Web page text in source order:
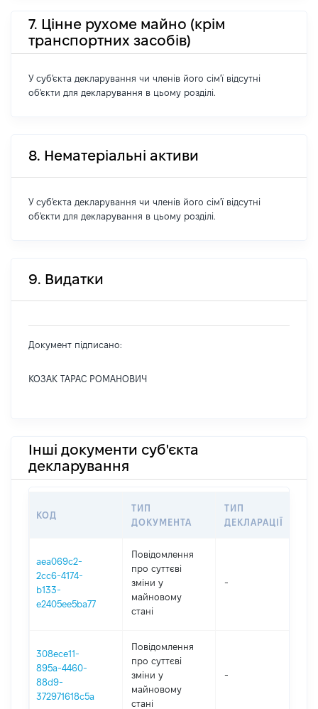
7. Цінне рухоме майно (крім
транспортних засобів)
У суб'єкта декларування чи членів його сім'ї відсутні
об'єкти для декларування в цьому розділі.
8. Нематеріальні активи
У суб'єкта декларування чи членів його сім'ї відсутні
об'єкти для декларування в цьому розділі.
9. Видатки
Документ підписано:
КОЗАК ТАРАС РОМАНОВИЧ
Інші документи суб'єкта
декларування
КОД
ТИП
ДОКУМЕНТА
ТИП
ДЕКЛАРАЦІЇ
aea069c2-
2cc6-4174-
b133-
e2405ee5ba77
Повідомлення
про суттєві
зміни y
майновому
стані
-
308ece11-
895a-4460-
88d9-
372971618c5a
Повідомлення
про суттєві
зміни y
майновому
стані
-